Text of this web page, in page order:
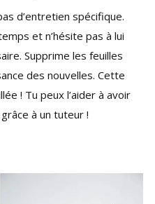
d’entretien spécifique.
et n’hésite pas à lui
Supprime les feuilles
des nouvelles. Cette
! Tu peux l’aider à avoir
à un tuteur !